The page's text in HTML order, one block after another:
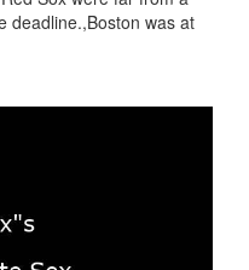
deadline.,Boston was at